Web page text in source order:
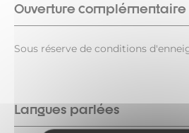
Ouverture complémentaire
Sous réserve de conditions
Langues parlées